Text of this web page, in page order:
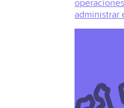
administrar